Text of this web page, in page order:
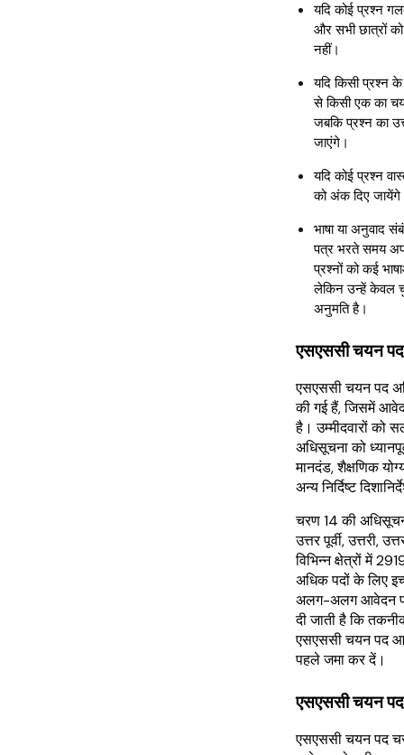
यदि कोई प्रश्न
और सभी छात्रों
नहीं।
यदि किसी प्रश्न
से किसी एक का
जबकि प्रश्न का
जाएंगे।
यदि कोई प्रश्न
को अंक दिए
भाषा या अनुवाद
पत्र भरते समय
प्रश्नों को कई
लेकिन उन्हें केवल
अनुमति है।
एसएससी चयन
एसएससी चयन पद
की गई हैं, जिसमें
है। उम्मीदवारों को
अधिसूचना को
मानदंड, शैक्षणिक
अन्य निर्दिष्ट
चरण 14 की
उत्तर पूर्वी, उत्तरी,
विभिन्न क्षेत्रों में
अधिक पदों के लिए
अलग-अलग आवेदन
दी जाती है कि
एसएससी चयन पद
पहले जमा कर दें।
एसएससी चयन
एसएससी चयन पद